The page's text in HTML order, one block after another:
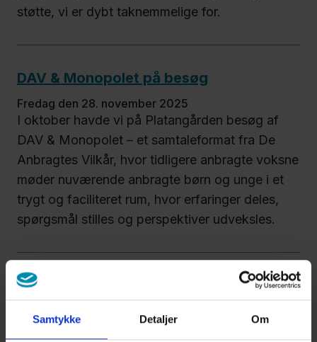
Samtykke Detaljer Om
støtte, vi er dybt taknemmelige for.
DAV & Monopolet på besøg
fredag den 28. november 2025
I oktober havde vi på Platangården besøg af
DAV & Monopolet – et samtaleformat fra De
Anbragtes Vilkår, hvor tidligere anbragte voksne
møder nuværende anbragte børn og unge i et
trygt og faciliteret rum, hvor erfaringer deles,
spørgsmål stilles og perspektiver udveksles.
STUens Dag på Platangården – Kom og
oplev vores ungdomsuddannelse!